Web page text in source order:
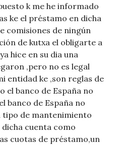
k me he informado
ke el préstamo en dicha
comisiones de ningún
de kutxa el obligarte a
hice en su dia una
,pero no es legal
entidad ke ,son reglas de
el banco de España no
banco de España no
tipo de mantenimiento
cuenta como
cuotas de préstamo,un